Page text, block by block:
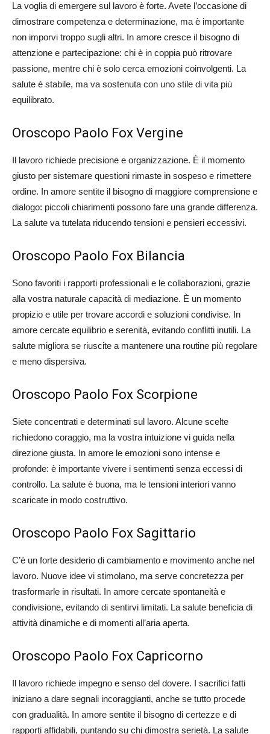
La voglia di emergere sul lavoro è forte. Avete l’occasione di
dimostrare competenza e determinazione, ma è importante
non imporvi troppo sugli altri. In amore cresce il bisogno di
attenzione e partecipazione: chi è in coppia può ritrovare
passione, mentre chi è solo cerca emozioni coinvolgenti. La
salute è stabile, ma va sostenuta con uno stile di vita più
equilibrato.
Oroscopo Paolo Fox Vergine
Il lavoro richiede precisione e organizzazione. È il momento
giusto per sistemare questioni rimaste in sospeso e rimettere
ordine. In amore sentite il bisogno di maggiore comprensione e
dialogo: piccoli chiarimenti possono fare una grande differenza.
La salute va tutelata riducendo tensioni e pensieri eccessivi.
Oroscopo Paolo Fox Bilancia
Sono favoriti i rapporti professionali e le collaborazioni, grazie
alla vostra naturale capacità di mediazione. È un momento
propizio e utile per trovare accordi e soluzioni condivise. In
amore cercate equilibrio e serenità, evitando conflitti inutili. La
salute migliora se riuscite a mantenere una routine più regolare
e meno dispersiva.
Oroscopo Paolo Fox Scorpione
Siete concentrati e determinati sul lavoro. Alcune scelte
richiedono coraggio, ma la vostra intuizione vi guida nella
direzione giusta. In amore le emozioni sono intense e
profonde: è importante vivere i sentimenti senza eccessi di
controllo. La salute è buona, ma le tensioni interiori vanno
scaricate in modo costruttivo.
Oroscopo Paolo Fox Sagittario
C’è un forte desiderio di cambiamento e movimento anche nel
lavoro. Nuove idee vi stimolano, ma serve concretezza per
trasformarle in risultati. In amore cercate spontaneità e
condivisione, evitando di sentirvi limitati. La salute beneficia di
attività dinamiche e di momenti all’aria aperta.
Oroscopo Paolo Fox Capricorno
Il lavoro richiede impegno e senso del dovere. I sacrifici fatti
iniziano a dare segnali incoraggianti, anche se tutto procede
con gradualità. In amore sentite il bisogno di certezze e di
rapporti affidabili, puntando su chi dimostra serietà. La salute